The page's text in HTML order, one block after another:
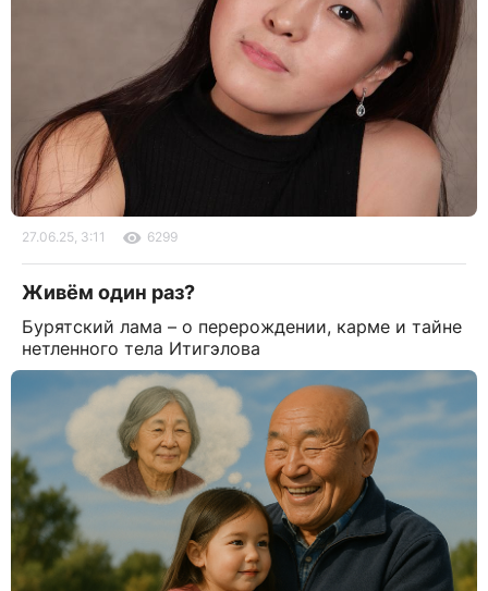
27.06.25, 3:11 6299
Живём один раз?
Бурятский лама – о перерождении, карме и тайне
нетленного тела Итигэлова